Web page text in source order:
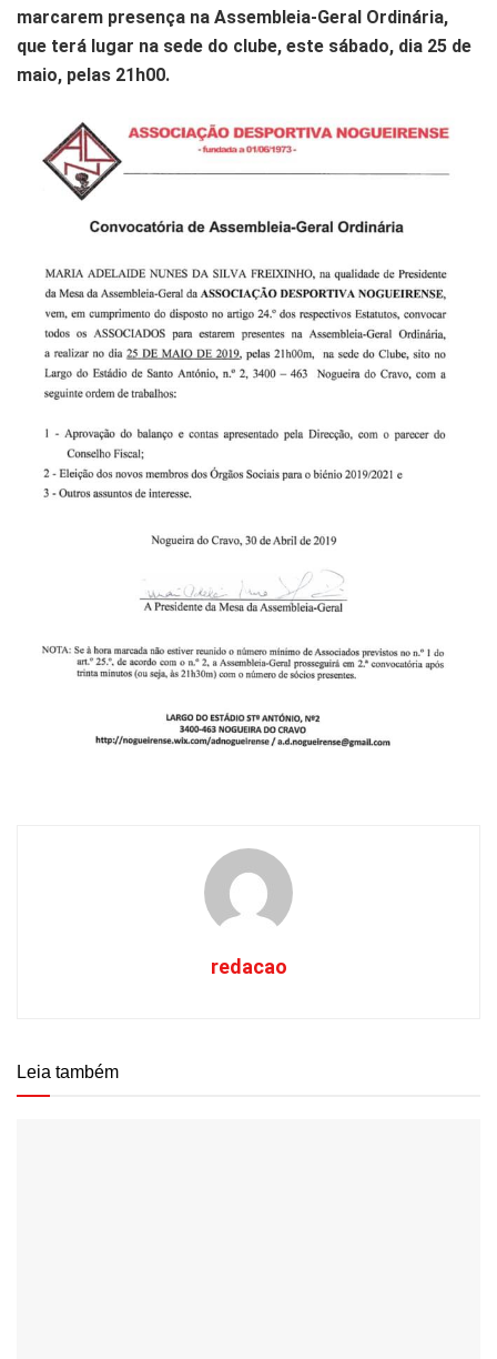
marcarem presença na Assembleia-Geral Ordinária,
que terá lugar na sede do clube, este sábado, dia 25 de
maio, pelas 21h00.
redacao
Leia também